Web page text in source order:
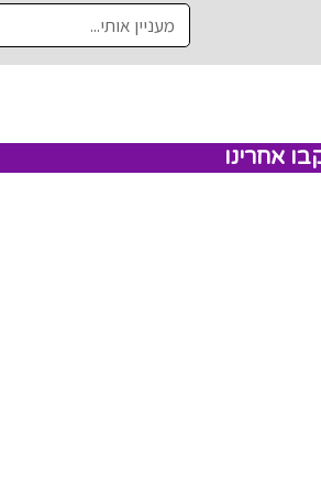
אחרינו